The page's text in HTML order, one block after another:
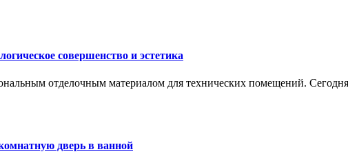
совершенство и эстетика
отделочным материалом для технических помещений.
дверь в ванной